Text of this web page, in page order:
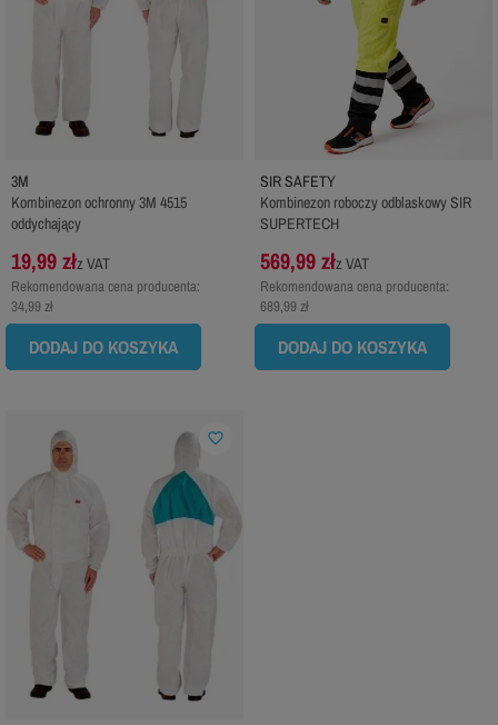
3M
Kombinezon ochronny 3M 4515
oddychający
19,99 złz VAT
Rekomendowana cena producenta:
34,99 zł
DODAJ DO KOSZYKA
SIR SAFETY
Kombinezon roboczy odblaskowy SIR
SUPERTECH
569,99 złz VAT
Rekomendowana cena producenta:
689,99 zł
DODAJ DO KOSZYKA
favorite_border